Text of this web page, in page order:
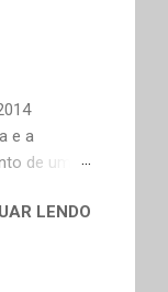
fora,
e a
de um
uma época
vontades
LENDO